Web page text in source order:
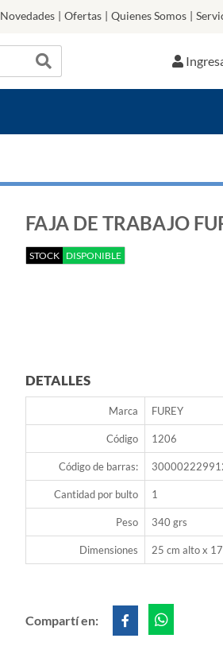
Novedades | Ofertas | Quienes Somos |
FAJA DE TRABAJO
STOCK DISPONIBLE
DETALLES
Marca FUREY
Código 1206
Código de barras:
Cantidad por bulto 1
Peso 340 grs
Dimensiones 25 cm alto x
Compartí en: